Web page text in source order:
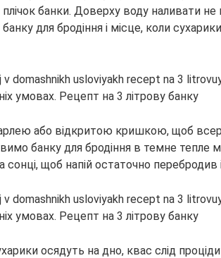
банки. Доверху воду наливати не
для бродіння і місце, коли
або відкритою кришкою, щоб
банку для бродіння в темне тепле
щоб напій остаточно перебродив
осядуть на дно, квас слід